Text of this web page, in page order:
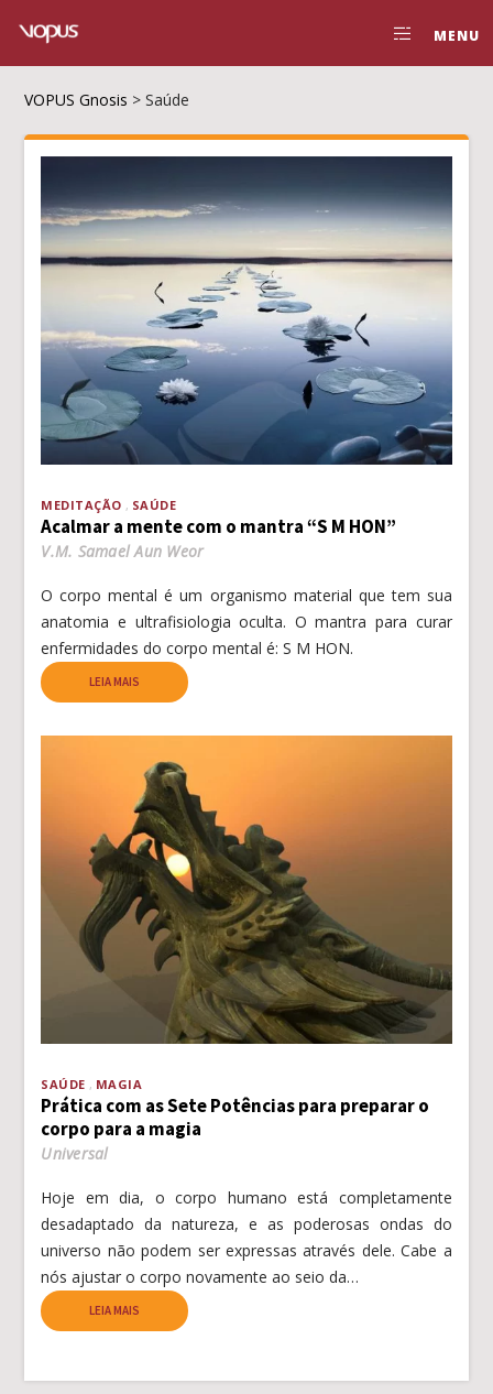
MENU
VOPUS Gnosis >Saúde
MEDITAÇÃO SAÚDE
Acalmar a mente com o mantra “S M HON”
V.M. Samael Aun Weor
O corpo mental é um organismo material que tem sua
anatomia e ultrafisiologia oculta. O mantra para curar
enfermidades do corpo mental é: S M HON.
LEIA MAIS
SAÚDE MAGIA
Prática com as Sete Potências para preparar o
corpo para a magia
Universal
Hoje em dia, o corpo humano está completamente
desadaptado da natureza, e as poderosas ondas do
universo não podem ser expressas através dele. Cabe a
nós ajustar o corpo novamente ao seio da…
LEIA MAIS